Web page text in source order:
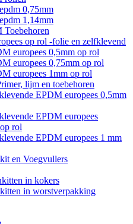
0,75mm
1,14mm
op rol -folie en zelfklevend
europees 0,5mm op rol
europees 0,75mm op rol
europees 1mm op rol
lijm en toebehoren
EPDM europees 0,5mm
EPDM europees
rol
EPDM europees 1 mm
en Voegvullers
in kokers
in worstverpakking